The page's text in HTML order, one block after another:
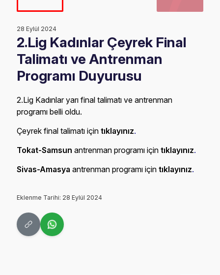
28 Eylül 2024
2.Lig Kadınlar Çeyrek Final
Talimatı ve Antrenman
Programı Duyurusu
2.Lig Kadınlar yarı final talimatı ve antrenman
programı belli oldu.
Çeyrek final talimatı içintıklayınız.
Tokat-Samsun antrenman programı içintıklayınız.
Sivas-Amasya antrenman programı içintıklayınız.
Eklenme Tarihi: 28 Eylül 2024